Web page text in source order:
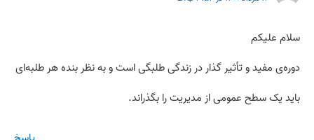
سلام علیکم
دوره‌ی مفید و تأثیر گذار در زندگی طلبگی است و به نظر بنده هر طلبه‌‌ای
باید یک سطح عمومی از مدیریت را بگذراند.